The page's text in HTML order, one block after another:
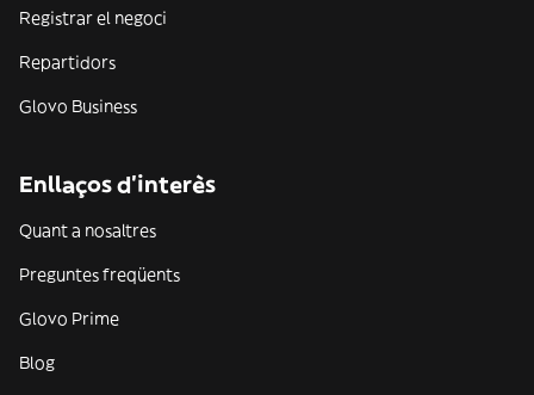
Registrar el negoci
Repartidors
Glovo Business
Enllaços d'interès
Quant a nosaltres
Preguntes freqüents
Glovo Prime
Blog